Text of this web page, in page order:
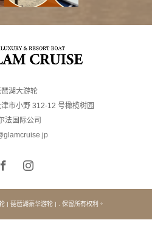
湖大游轮
市小野 312-12 号橄榄树园
法国际公司
| 琵琶湖豪华游轮 | . 保留所有权利。